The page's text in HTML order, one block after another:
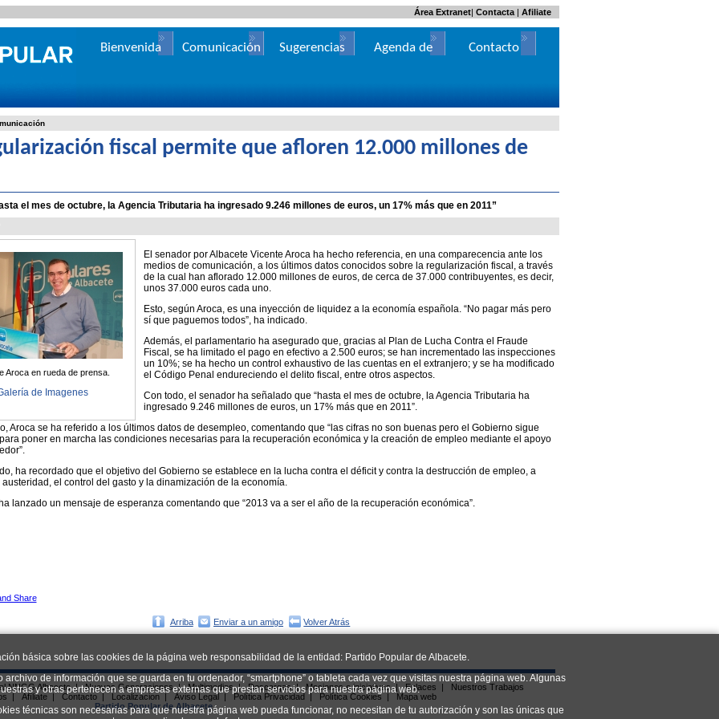
básica sobre las cookies de la página web responsabilidad de la entidad: Partido Popular de Albacete.
de información que se guarda en tu ordenador, “smartphone” o tableta cada vez que visitas nuestra página web. Algunas
y otras pertenecen a empresas externas que prestan servicios para nuestra página web.
técnicas son necesarias para que nuestra página web pueda funcionar, no necesitan de tu autorización y son las únicas que
fiscal permite que afloren 12.000 millones de
el mes de octubre, la Agencia Tributaria ha ingresado 9.246 millones de euros, un 17% más que en 2011”
Aroca en rueda de prensa.
de Imagenes
El senador por Albacete Vicente Aroca ha hecho referencia, en una comparecencia ante los
medios de comunicación, a los últimos datos conocidos sobre la regularización fiscal, a través
de la cual han aflorado 12.000 millones de euros, de cerca de 37.000 contribuyentes, es decir,
unos 37.000 euros cada uno.
Esto, según Aroca, es una inyección de liquidez a la economía española. “No pagar más pero
sí que paguemos todos”, ha indicado.
Además, el parlamentario ha asegurado que, gracias al Plan de Lucha Contra el Fraude
Fiscal, se ha limitado el pago en efectivo a 2.500 euros; se han incrementado las inspecciones
un 10%; se ha hecho un control exhaustivo de las cuentas en el extranjero; y se ha modificado
el Código Penal endureciendo el delito fiscal, entre otros aspectos.
Con todo, el senador ha señalado que “hasta el mes de octubre, la Agencia Tributaria ha
ingresado 9.246 millones de euros, un 17% más que en 2011”.
Aroca se ha referido a los últimos datos de desempleo, comentando que “las cifras no son buenas pero el Gobierno sigue
poner en marcha las condiciones necesarias para la recuperación económica y la creación de empleo mediante el apoyo
ha recordado que el objetivo del Gobierno se establece en la lucha contra el déficit y contra la destrucción de empleo, a
austeridad, el control del gasto y la dinamización de la economía.
lanzado un mensaje de esperanza comentando que “2013 va a ser el año de la recuperación económica”.
Arriba Enviar a un amigo Volver Atrás
| Contacta| Afiliate
Área Extranet
Bienvenida Comunicación Sugerencias
Agenda de
Contacto
NNGG Albacete | Nuevas Generaciones | Multimedias | Descargas | Mociones e iniciativas | Enlaces |
Nuestros Trabajos
| Afíliate | Contacto | Localizacion | Aviso Legal | Política Privacidad | Política Cookies |
Mapa web
Partido Popular de Albacete